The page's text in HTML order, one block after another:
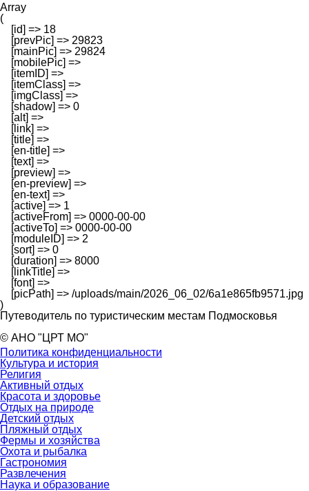
Array
(
    [id] => 18
    [prevPic] => 29823
    [mainPic] => 29824
    [mobilePic] =>
    [itemID] =>
    [itemClass] =>
    [imgClass] =>
    [shadow] => 0
    [alt] =>
    [link] =>
    [title] =>
    [en-title] =>
    [text] =>
    [preview] =>
    [en-preview] =>
    [en-text] =>
    [active] => 1
    [activeFrom] => 0000-00-00
    [activeTo] => 0000-00-00
    [moduleID] => 2
    [sort] => 0
    [duration] => 8000
    [linkTitle] =>
    [font] =>
    [picPath] => /uploads/main/2026_06_02/6a1e865fb9571.jpg
Путеводитель по туристическим местам Подмосковья
© АНО "ЦРТ МО"
Политика конфиденциальности
Культура и история
Религия
Активный отдых
Красота и здоровье
Отдых на природе
Детский отдых
Пляжный отдых
Фермы и хозяйства
Охота и рыбалка
Гастрономия
Развлечения
Наука и образование